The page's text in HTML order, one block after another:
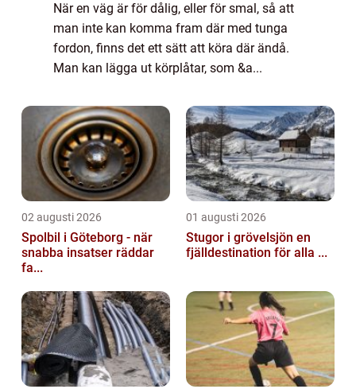
När en väg är för dålig, eller för smal, så att
man inte kan komma fram där med tunga
fordon, finns det ett sätt att köra där ändå.
Man kan lägga ut körplåtar, som &a...
02 augusti 2026
Spolbil i Göteborg - när
snabba insatser räddar
fa...
01 augusti 2026
Stugor i grövelsjön en
fjälldestination för alla ...